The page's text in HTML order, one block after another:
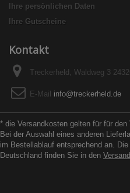
Ihre persönlichen Daten
Ihre Gutscheine
Kontakt
Treckerheld, Waldweg 3
E-Mail info@treckerheld.de
* die Versandkosten gelten für für
Bei der Auswahl eines anderen
im Bestellablauf entsprechend an.
Deutschland finden Sie in den